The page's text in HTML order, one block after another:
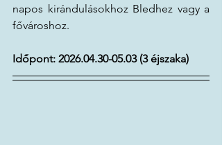
napos kirándulásokhoz Bledhez vagy a
fővároshoz.
Időpont: 2026.04.30-05.03 (3 éjszaka)